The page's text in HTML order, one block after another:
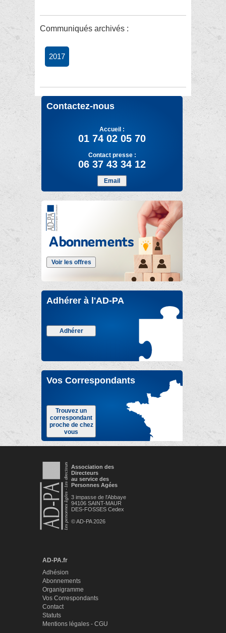
Communiqués archivés :
2017
Contactez-nous
Accueil :
01 74 02 05 70
Contact presse :
06 37 43 34 12
Email
Voir les offres
Adhérer à l'AD-PA
Adhérer
Vos Correspondants
Trouvez un
correspondant
proche de chez
vous
Association des
Directeurs
au service des
Personnes Agées
3 impasse de l'Abbaye
94106 SAINT-MAUR
DES-FOSSES Cedex
© AD-PA 2026
AD-PA.fr
Adhésion
Abonnements
Organigramme
Vos Correspondants
Contact
Statuts
Mentions légales - CGU